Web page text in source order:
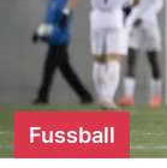
Fussball